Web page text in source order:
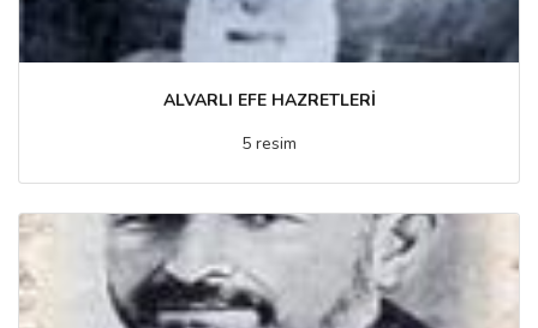
ALVARLI EFE HAZRETLERİ
5 resim